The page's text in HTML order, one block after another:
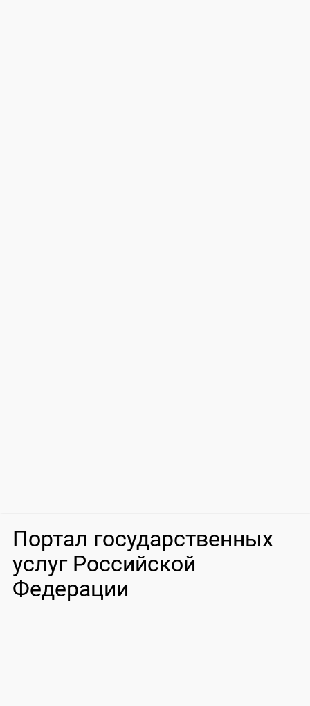
Портал государственных
услуг Российской
Федерации